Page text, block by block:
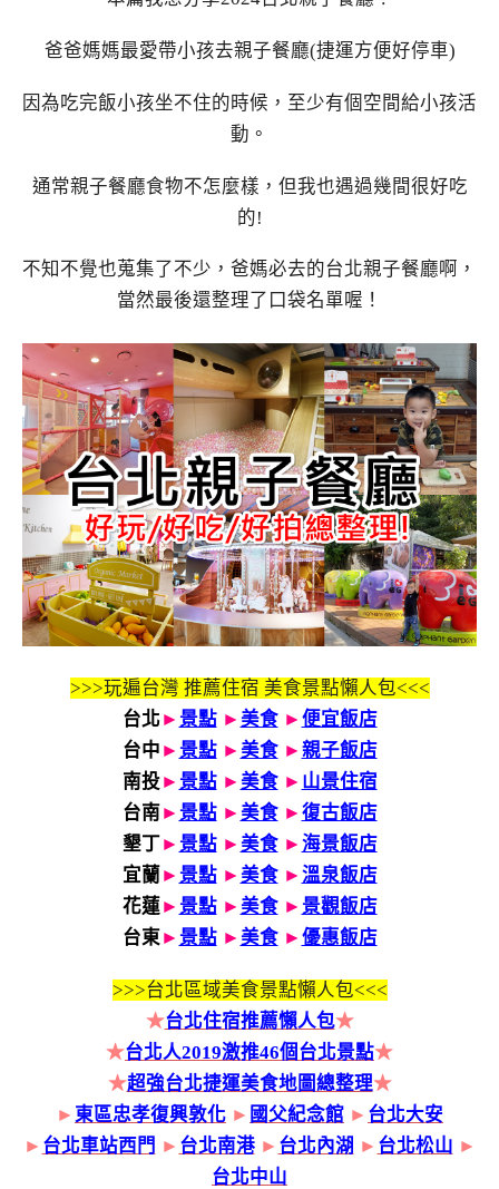
爸爸媽媽最愛帶小孩去親子餐廳(捷運方便好停車)
因為吃完飯小孩坐不住的時候，至少有個空間給小孩活
動。
通常親子餐廳食物不怎麼樣，但我也遇過幾間很好吃
的!
不知不覺也蒐集了不少，爸媽必去的台北親子餐廳啊，
當然最後還整理了口袋名單喔！
>>>玩遍台灣 推薦住宿 美食景點懶人包<<<
台北 ► 景點 ► 美食► 便宜飯店
台中 ► 景點 ► 美食► 親子飯店
南投► 景點 ► 美食► 山景住宿
台南► 景點 ► 美食► 復古飯店
墾丁► 景點 ► 美食► 海景飯店
宜蘭 ► 景點 ► 美食► 溫泉飯店
花蓮► 景點 ► 美食► 景觀飯店
台東► 景點 ► 美食► 優惠飯店
>>>台北區域美食景點懶人包<<<
★台北住宿推薦懶人包★
★台北人2019激推46個台北景點★
★超強台北捷運美食地圖總整理★
► 東區忠孝復興敦化 ► 國父紀念館 ► 台北大安
► 台北車站西門 ► 台北南港 ► 台北內湖 ► 台北松山 ►
台北中山